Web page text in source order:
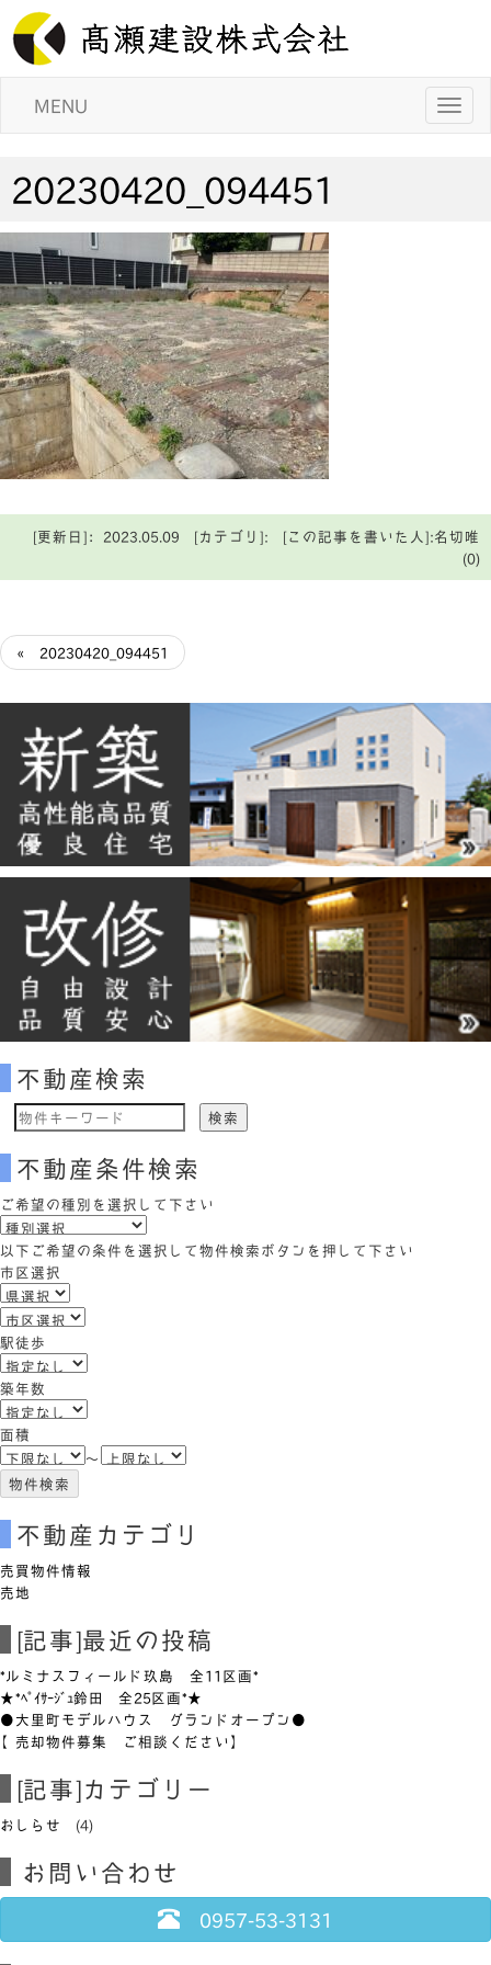
MENU
20230420_094451
[更新日]：2023.05.09 [カテゴリ]: [この記事を書いた人]:名切唯
(0)
« 20230420_094451
不動産検索
(キ
ー
ワ
ー
ド)
不動産条件検索
ご希望の種別を選択して下さい
以下ご希望の条件を選択して物件検索ボタンを押して下さい
市区選択
駅徒歩
築年数
面積
～
不動産カテゴリ
売買物件情報
売地
[記事]最近の投稿
*ルミナスフィールド玖島 全11区画*
★*ﾍﾟｲｻｰｼﾞｭ鈴田 全25区画*★
●大里町モデルハウス グランドオープン●
【売却物件募集 ご相談ください】
[記事]カテゴリー
おしらせ (4)
お問い合わせ
0957-53-3131